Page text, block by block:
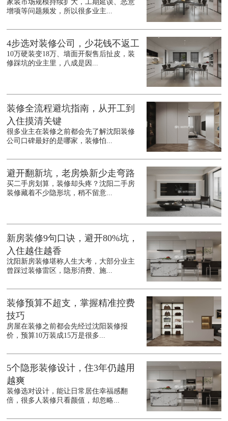
家装市场规模持续扩大，工期延误、恶意
增项等问题频发，所以很多业主...
4步选对装修公司，少花钱不返工
10万硬装变18万、墙面开裂售后扯皮，装
修踩坑的业主里，八成是因...
装修全流程避坑指南，从开工到
入住摸清关键
很多业主在装修之前都会先了解沈阳装修
公司口碑最好的是哪家，装修怕...
避开翻新坑，老房焕新少走弯路
买二手房划算，装修却头疼？沈阳二手房
装修藏着不少隐形坑，稍不留意...
新房装修9句口诀，避开80%坑，
入住越住越香
沈阳新房装修堪称人生大考，大部分业主
曾踩过装修雷区，隐形消费、施...
装修预算不超支，掌握精准控费
技巧
房屋在装修之前都会先经过沈阳装修报
价，预算10万装成15万是很多...
5个隐形装修设计，住3年仍越用
越爽
装修选对设计，能让日常居住幸福感翻
倍，很多人装修只看颜值，却忽略...